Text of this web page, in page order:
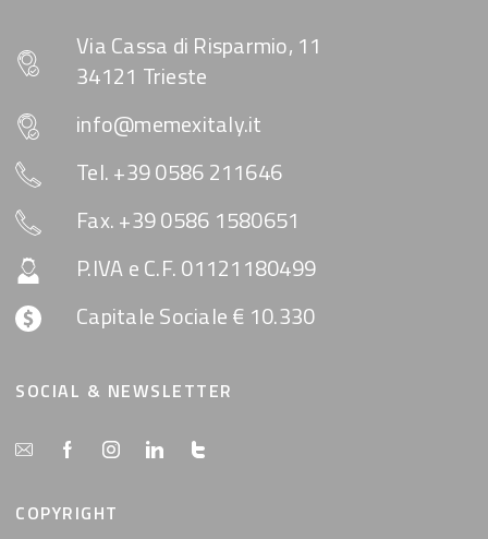
Via Cassa di Risparmio, 11
34121 Trieste
info@memexitaly.it
Tel. +39 0586 211646
Fax. +39 0586 1580651
P.IVA e C.F. 01121180499
Capitale Sociale € 10.330
SOCIAL & NEWSLETTER
COPYRIGHT